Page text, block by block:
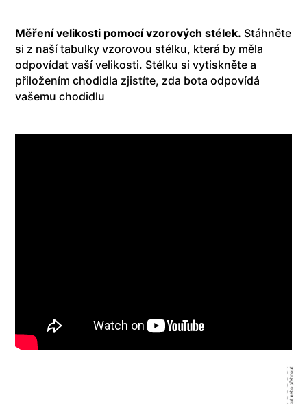
Měření velikosti pomocí vzorových stélek. Stáhněte
si z naší tabulky vzorovou stélku, která by měla
odpovídat vaší velikosti. Stélku si vytiskněte a
přiložením chodidla zjistíte, zda bota odpovídá
vašemu chodidlu